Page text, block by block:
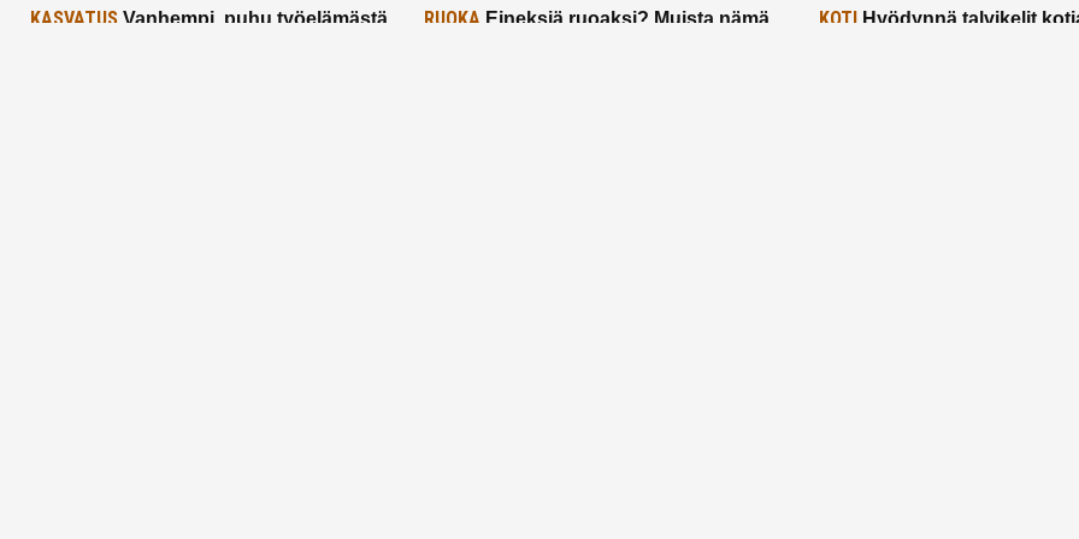
KASVATUS Vanhempi, puhu työelämästä
RUOKA Eineksiä ruoaksi? Muista nämä
KOTIHyödynnä talvikelit